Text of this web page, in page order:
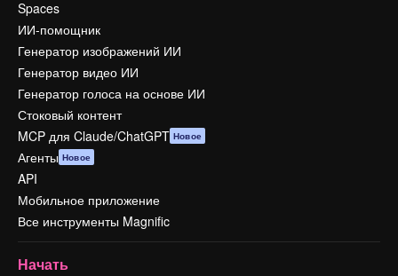
Spaces
ИИ-помощник
Генератор изображений ИИ
Генератор видео ИИ
Генератор голоса на основе ИИ
Стоковый контент
MCP для Claude/ChatGPT Новое
Агенты Новое
API
Мобильное приложение
Все инструменты Magnific
Начать